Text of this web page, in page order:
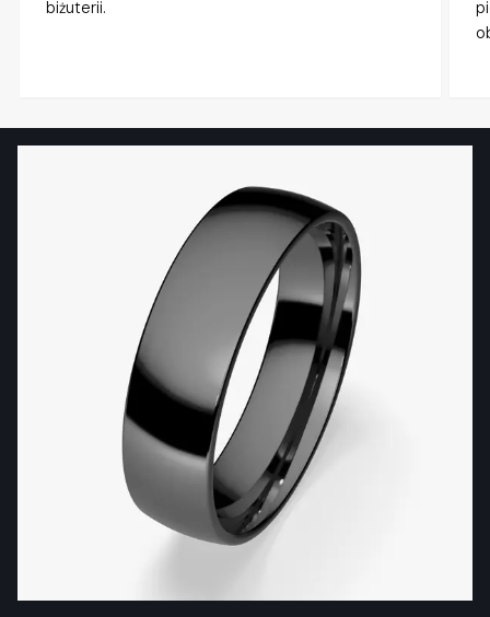
biżuterii.